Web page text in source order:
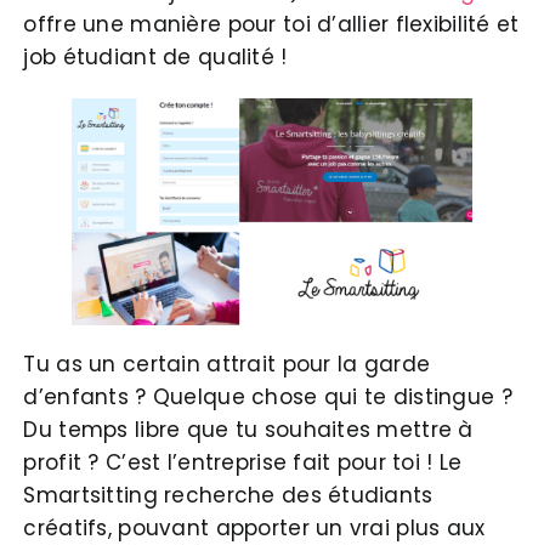
offre une manière pour toi d’allier flexibilité et
job étudiant de qualité !
Tu as un certain attrait pour la garde
d’enfants ? Quelque chose qui te distingue ?
Du temps libre que tu souhaites mettre à
profit ? C’est l’entreprise fait pour toi ! Le
Smartsitting recherche des étudiants
créatifs, pouvant apporter un vrai plus aux